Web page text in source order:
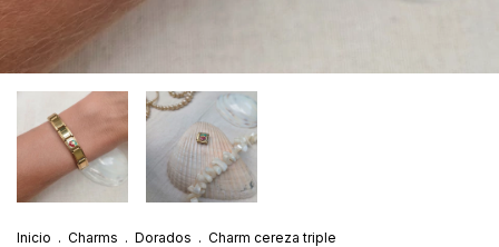
Inicio . Charms . Dorados . Charm cereza triple